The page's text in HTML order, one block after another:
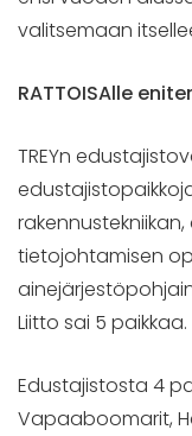
valitsemaan
RATTOISAlle
TREYn
edustajistopaikkoja
tietojohtamisen
Liitto sai 5 paikkaa.
Edustajistosta 4
Vapaaboomarit,